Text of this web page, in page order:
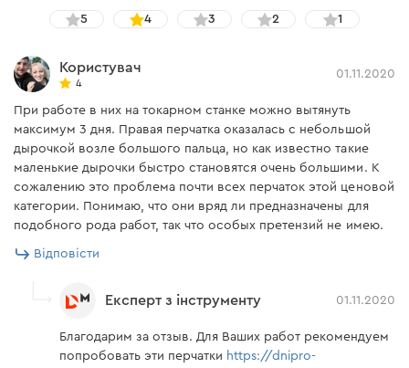
Таблиця розмірів
рукавичок, виміряйте обхват Вашої долоні (як
показано на малюнку), не захоплюючи великий
палець. Далі звіртеся з розмірною таблицею та
5 4 3 2 1
Користувач
4
01.11.2020
При работе в них на токарном станке можно вытянуть
максимум 3 дня. Правая перчатка оказалась с небольшой
дырочкой возле большого пальца, но как известно такие
маленькие дырочки быстро становятся очень большими. К
сожалению это проблема почти всех перчаток этой ценовой
категории. Понимаю, что они вряд ли предназначены для
подобного рода работ, так что особых претензий не имею.
Відповісти
Експерт з інструменту 01.11.2020
Благодарим за отзыв. Для Ваших работ рекомендуем
попробовать эти перчатки https://dnipro-